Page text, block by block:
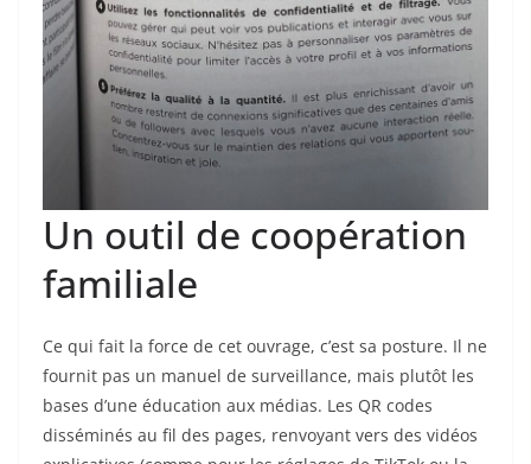
Un outil de coopération
familiale
Ce qui fait la force de cet ouvrage, c’est sa posture. Il ne
fournit pas un manuel de surveillance, mais plutôt les
bases d’une éducation aux médias. Les QR codes
disséminés au fil des pages, renvoyant vers des vidéos